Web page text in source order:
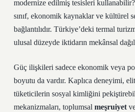
modernize edilmiş tesisleri
sınıf, ekonomik kaynaklar ve kültürel
bağlantılıdır. Türkiye’deki termal
ulusal düzeyde iktidarın mekânsal
Güç ilişkileri sadece ekonomik veya
boyutu da vardır. Kaplıca deneyimi,
tüketicilerin sosyal kimliğini
mekanizmaları, toplumsal meşruiyet